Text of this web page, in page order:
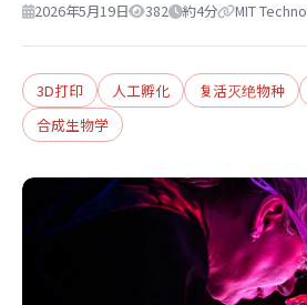
2026年5月19日 382 約4分 MIT
3D打印 人工孵化 复活灭绝物种
合成生物学